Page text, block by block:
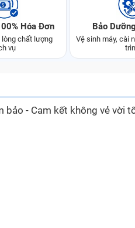
Hóa Đơn
lòng chất lượng
vụ
Bảo
Vệ sinh máy, cài
bảo - Cam kết không vẻ vời